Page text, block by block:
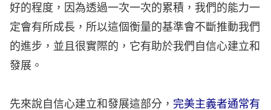
好的程度，因為透過一次一次的累積，我們的能力一
定會有所成長，所以這個衡量的基準會不斷推動我們
的進步，並且很實際的，它有助於我們自信心建立和
發展。
先來說自信心建立和發展這部分， 完美主義者通常有